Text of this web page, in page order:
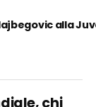
alla